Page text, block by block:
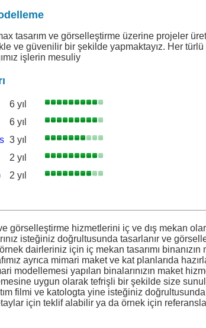
tasarım ve görselleştirme üzerine projeler
ve güvenilir bir şekilde yapmaktayız. Her türlü
işlerin mesuliy
6 yıl
6 yıl
3 yıl
2 yıl
2 yıl
görselleştirme hizmetlerini iç ve dış mekan
isteğiniz doğrultusunda tasarlanır ve
dairleriniz için iç mekan tasarımı
ayrıca mimari maket ve kat planlarıda
modellemesi yapılan binalarınızın maket
uygun olarak tefrişli bir şekilde size
filmi ve katologta yine isteğiniz
için teklif alabilir ya da örnek için